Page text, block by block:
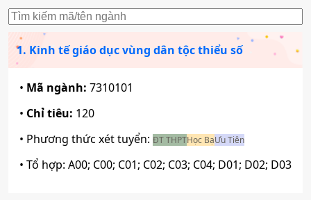
1. Kinh tế giáo dục vùng dân tộc thiểu số
• Mã ngành: 7310101
• Chỉ tiêu: 120
• Phương thức xét tuyển: ĐT THPTHọc BạƯu Tiên
• Tổ hợp: A00; C00; C01; C02; C03; C04; D01; D02; D03